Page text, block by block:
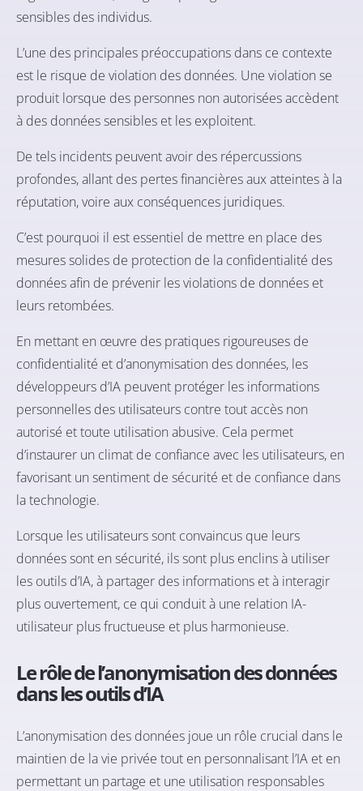
sensibles des individus.
L’une des principales préoccupations dans ce contexte
est le risque de violation des données. Une violation se
produit lorsque des personnes non autorisées accèdent
à des données sensibles et les exploitent.
De tels incidents peuvent avoir des répercussions
profondes, allant des pertes financières aux atteintes à la
réputation, voire aux conséquences juridiques.
C’est pourquoi il est essentiel de mettre en place des
mesures solides de protection de la confidentialité des
données afin de prévenir les violations de données et
leurs retombées.
En mettant en œuvre des pratiques rigoureuses de
confidentialité et d’anonymisation des données, les
développeurs d’IA peuvent protéger les informations
personnelles des utilisateurs contre tout accès non
autorisé et toute utilisation abusive. Cela permet
d’instaurer un climat de confiance avec les utilisateurs, en
favorisant un sentiment de sécurité et de confiance dans
la technologie.
Lorsque les utilisateurs sont convaincus que leurs
données sont en sécurité, ils sont plus enclins à utiliser
les outils d’IA, à partager des informations et à interagir
plus ouvertement, ce qui conduit à une relation IA-
utilisateur plus fructueuse et plus harmonieuse.
Le rôle de l’anonymisation des données
dans les outils d’IA
L’anonymisation des données joue un rôle crucial dans le
maintien de la vie privée tout en personnalisant l’IA et en
permettant un partage et une utilisation responsables